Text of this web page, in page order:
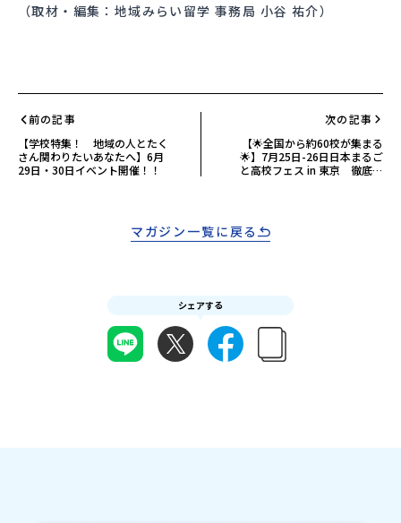
（取材・編集：地域みらい留学 事務局 小谷 祐介）
前の記事
【学校特集！ 地域の人とたく
さん関わりたいあなたへ】6月
29日・30日イベント開催！！
次の記事
【🌟全国から約60校が集まる
🌟】7月25日-26日日本まるご
と高校フェス in 東京 徹底解
マガジン一覧に戻る
シェアする